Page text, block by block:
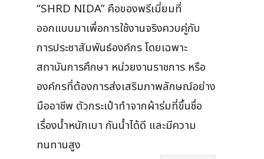
“SHRD NIDA” คือของพรีเมี่ยมที่
ออกแบบมาเพื่อการใช้งานจริงควบคู่กับ
การประชาสัมพันธ์องค์กร โดยเฉพาะ
สถาบันการศึกษา หน่วยงานราชการ หรือ
องค์กรที่ต้องการส่งเสริมภาพลักษณ์อย่าง
มืออาชีพ ตัวกระเป๋าทำจากผ้าร่มที่ขึ้นชื่อ
เรื่องน้ำหนักเบา กันน้ำได้ดี และมีความ
ทนทานสูง